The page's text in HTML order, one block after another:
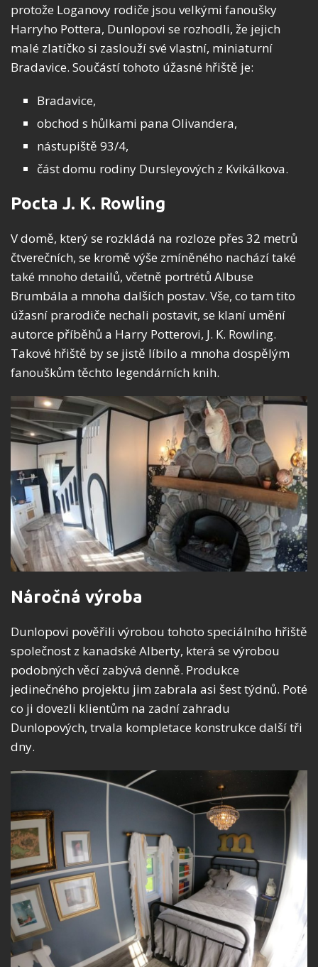
protože Loganovy rodiče jsou velkými fanoušky
Harryho Pottera, Dunlopovi se rozhodli, že jejich
malé zlatíčko si zaslouží své vlastní, miniaturní
Bradavice. Součástí tohoto úžasné hřiště je:
Bradavice,
obchod s hůlkami pana Olivandera,
nástupiště 93/4,
část domu rodiny Dursleyových z Kvikálkova.
Pocta J. K. Rowling
V domě, který se rozkládá na rozloze přes 32 metrů
čtverečních, se kromě výše zmíněného nachází také
také mnoho detailů, včetně portrétů Albuse
Brumbála a mnoha dalších postav. Vše, co tam tito
úžasní prarodiče nechali postavit, se klaní umění
autorce příběhů a Harry Potterovi, J. K. Rowling.
Takové hřiště by se jistě líbilo a mnoha dospělým
fanouškům těchto legendárních knih.
Náročná výroba
Dunlopovi pověřili výrobou tohoto speciálního hřiště
společnost z kanadské Alberty, která se výrobou
podobných věcí zabývá denně. Produkce
jedinečného projektu jim zabrala asi šest týdnů. Poté
co ji dovezli klientům na zadní zahradu
Dunlopových, trvala kompletace konstrukce další tři
dny.